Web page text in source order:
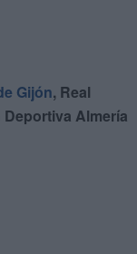
Gijón, Real
Almería